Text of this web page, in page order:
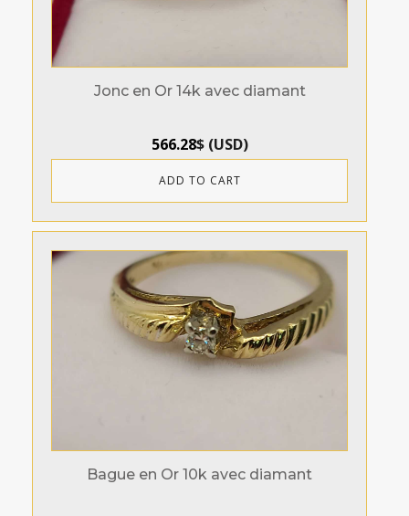
Jonc en Or 14k avec diamant
566.28$(USD)
ADD TO CART
Bague en Or 10k avec diamant